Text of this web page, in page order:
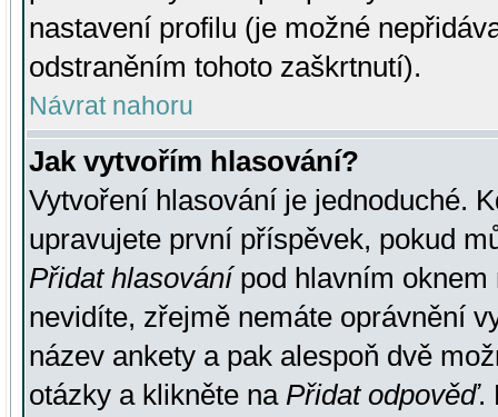
nastavení profilu (je možné
odstraněním tohoto zaškrtnutí).
Návrat nahoru
Jak vytvořím hlasování?
Vytvoření hlasování je jednoduché.
upravujete první příspěvek, pokud
Přidat hlasovánípod hlavním oknem
nevidíte, zřejmě nemáte oprávnění
název ankety a pak alespoň dvě
otázky a klikněte na Přidat odpověď.